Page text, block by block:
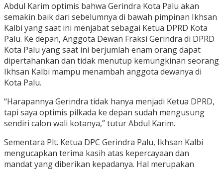
Abdul Karim optimis bahwa Gerindra Kota Palu akan
semakin baik dari sebelumnya di bawah pimpinan Ikhsan
Kalbi yang saat ini menjabat sebagai Ketua DPRD Kota
Palu. Ke depan, Anggota Dewan Fraksi Gerindra di DPRD
Kota Palu yang saat ini berjumlah enam orang dapat
dipertahankan dan tidak menutup kemungkinan seorang
Ikhsan Kalbi mampu menambah anggota dewanya di
Kota Palu.
“Harapannya Gerindra tidak hanya menjadi Ketua DPRD,
tapi saya optimis pilkada ke depan sudah mengusung
sendiri calon wali kotanya,” tutur Abdul Karim.
Sementara Plt. Ketua DPC Gerindra Palu, Ikhsan Kalbi
mengucapkan terima kasih atas kepercayaan dan
mandat yang diberikan kepadanya. Hal merupakan